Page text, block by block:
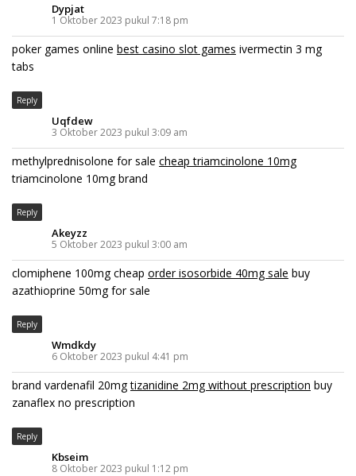
Dypjat
1 Oktober 2023 pukul 7:18 pm
poker games online best casino slot games ivermectin 3 mg
tabs
Reply
Uqfdew
3 Oktober 2023 pukul 3:09 am
methylprednisolone for sale cheap triamcinolone 10mg
triamcinolone 10mg brand
Reply
Akeyzz
5 Oktober 2023 pukul 3:00 am
clomiphene 100mg cheap order isosorbide 40mg sale buy
azathioprine 50mg for sale
Reply
Wmdkdy
6 Oktober 2023 pukul 4:41 pm
brand vardenafil 20mgtizanidine 2mg without prescription buy
zanaflex no prescription
Reply
Kbseim
8 Oktober 2023 pukul 1:12 pm